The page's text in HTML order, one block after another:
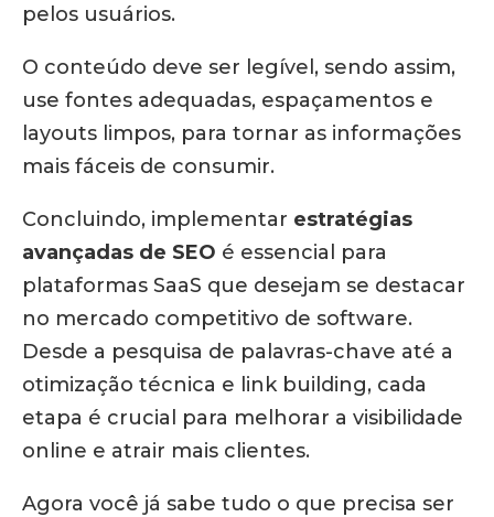
pelos usuários.
O conteúdo deve ser legível, sendo assim,
use fontes adequadas, espaçamentos e
layouts limpos, para tornar as informações
mais fáceis de consumir.
Concluindo, implementar estratégias
avançadas de SEO é essencial para
plataformas SaaS que desejam se destacar
no mercado competitivo de software.
Desde a pesquisa de palavras-chave até a
otimização técnica e link building, cada
etapa é crucial para melhorar a visibilidade
online e atrair mais clientes.
Agora você já sabe tudo o que precisa ser